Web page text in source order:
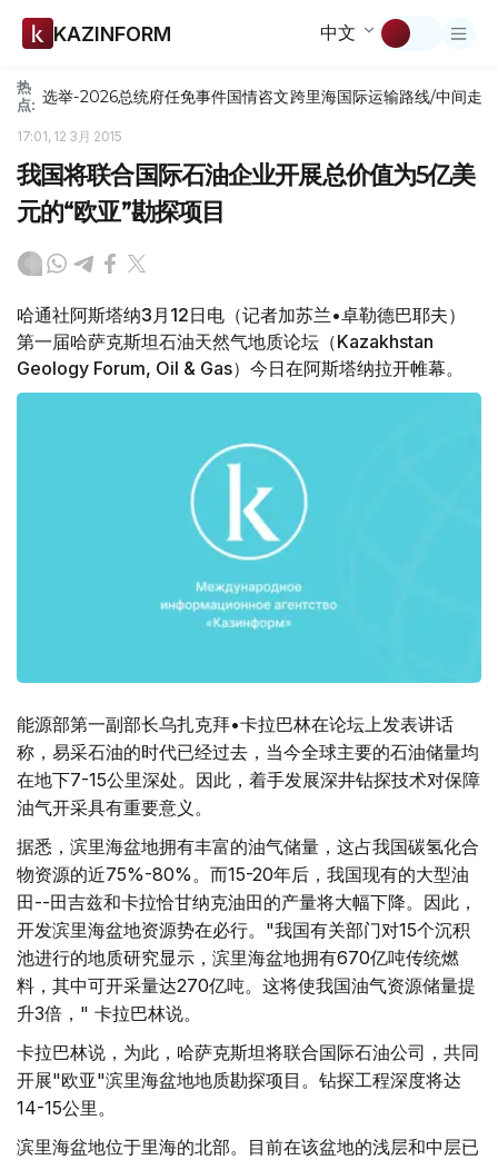
KAZINFORM 中文
热
点: 选举-2026总统府任免事件国情咨文跨里海国际运输路线/中间走廊
17:01, 12 3月 2015
我国将联合国际石油企业开展总价值为5亿美
元的“欧亚”勘探项目
哈通社阿斯塔纳3月12日电（记者加苏兰•卓勒德巴耶夫）
第一届哈萨克斯坦石油天然气地质论坛（Kazakhstan
Geology Forum, Oil & Gas）今日在阿斯塔纳拉开帷幕。
能源部第一副部长乌扎克拜•卡拉巴林在论坛上发表讲话
称，易采石油的时代已经过去，当今全球主要的石油储量均
在地下7-15公里深处。因此，着手发展深井钻探技术对保障
油气开采具有重要意义。
据悉，滨里海盆地拥有丰富的油气储量，这占我国碳氢化合
物资源的近75%-80%。而15-20年后，我国现有的大型油
田--田吉兹和卡拉恰甘纳克油田的产量将大幅下降。因此，
开发滨里海盆地资源势在必行。"我国有关部门对15个沉积
池进行的地质研究显示，滨里海盆地拥有670亿吨传统燃
料，其中可开采量达270亿吨。这将使我国油气资源储量提
升3倍，" 卡拉巴林说。
卡拉巴林说，为此，哈萨克斯坦将联合国际石油公司，共同
开展"欧亚"滨里海盆地地质勘探项目。钻探工程深度将达
14-15公里。
滨里海盆地位于里海的北部。目前在该盆地的浅层和中层已